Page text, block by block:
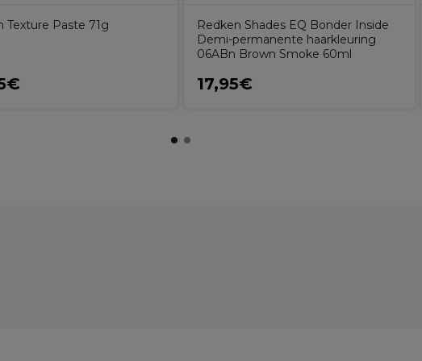
Texture Paste 71g
Redken Shades EQ Bonder Inside
Demi-permanente haarkleuring
06ABn Brown Smoke 60ml
17,95€